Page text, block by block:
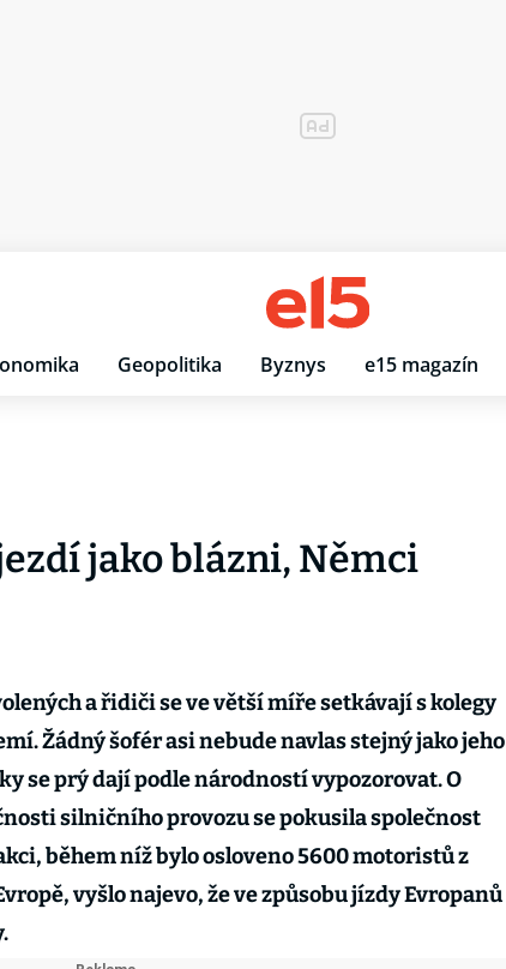
Geopolitika Byznys e15 magazín
jako blázni, Němci
a řidiči se ve větší míře setkávají s kolegy
Žádný šofér asi nebude navlas stejný jako jeho
se prý dají podle národností vypozorovat. O
silničního provozu se pokusila společnost
během níž bylo osloveno 5600 motoristů z
vyšlo najevo, že ve způsobu jízdy Evropanů